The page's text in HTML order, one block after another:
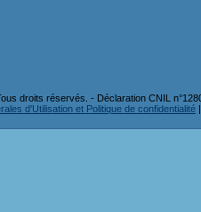
droits réservés. - Déclaration CNIL
d'Utilisation et Politique de confidentialité